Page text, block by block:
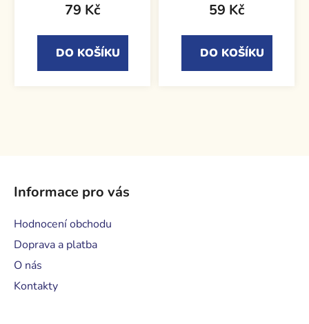
79 Kč
DO KOŠÍKU
59 Kč
DO KOŠÍKU
Informace pro vás
Hodnocení obchodu
Doprava a platba
O nás
Kontakty